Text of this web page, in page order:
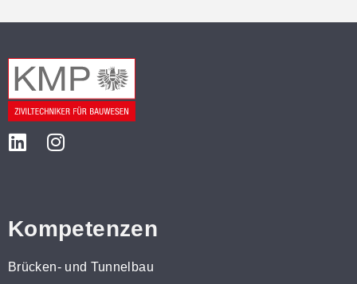
Kompetenzen
Brücken- und Tunnelbau